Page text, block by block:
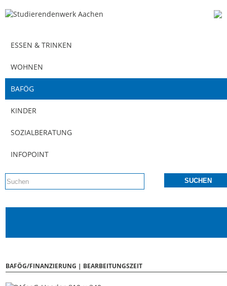
ESSEN & TRINKEN
WOHNEN
BAFÖG
KINDER
SOZIALBERATUNG
INFOPOINT
BAFÖG/FINANZIERUNG | BEARBEITUNGSZEIT